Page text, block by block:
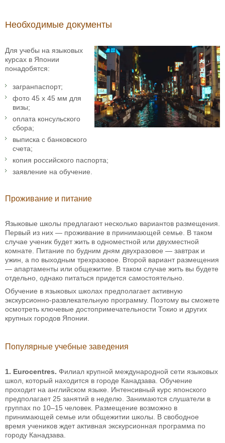
Необходимые документы
Для учебы на языковых
курсах в Японии
понадобятся:
загранпаспорт;
фото 45 x 45 мм для
визы;
оплата консульского
сбора;
выписка с банковского
счета;
копия российского паспорта;
заявление на обучение.
Проживание и питание
Языковые школы предлагают несколько вариантов размещения.
Первый из них — проживание в принимающей семье. В таком
случае ученик будет жить в одноместной или двухместной
комнате. Питание по будним дням двухразовое — завтрак и
ужин, а по выходным трехразовое. Второй вариант размещения
— апартаменты или общежитие. В таком случае жить вы будете
отдельно, однако питаться придется самостоятельно.
Обучение в языковых школах предполагает активную
экскурсионно-развлекательную программу. Поэтому вы сможете
осмотреть ключевые достопримечательности Токио и других
крупных городов Японии.
Популярные учебные заведения
1. Eurocentres. Филиал крупной международной сети языковых
школ, который находится в городе Канадзава. Обучение
проходит на английском языке. Интенсивный курс японского
предполагает 25 занятий в неделю. Занимаются слушатели в
группах по 10–15 человек. Размещение возможно в
принимающей семье или общежитии школы. В свободное
время учеников ждет активная экскурсионная программа по
городу Канадзава.